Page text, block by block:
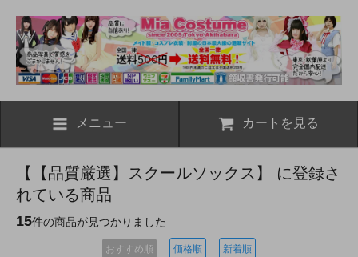
メニュー カートを見る
【【品質厳選】スクールソックス】 に登録さ
れている商品
15件の商品が見つかりました
おすすめ順 価格順 新着順